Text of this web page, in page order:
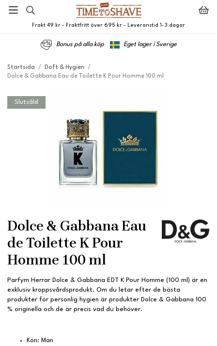
Frakt 49 kr - Fraktfritt över 695 kr - Leveranstid 1-3 dagar
Bonus på alla köp Eget lager i Sverige
Startsida / Doft & Hygien
/
Dolce & Gabbana Eau de Toilette K Pour Homme 100 ml
Slutsåld
Dolce & Gabbana Eau
de Toilette K Pour
Homme 100 ml
Parfym Herrar Dolce & Gabbana EDT K Pour Homme (100 ml) är en
exklusiv kroppsvårdsprodukt. Om du letar efter de bästa
produkter för personlig hygien är produkter Dolce & Gabbana 100
% originella och de är precis vad du behöver.
Kön: Män